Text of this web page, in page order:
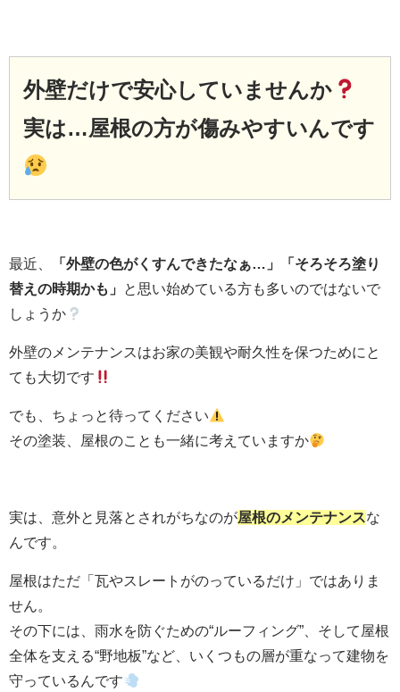
外壁だけで安心していませんか
実は…屋根の方が傷みやすいんです
最近、
「外壁の色がくすんできたなぁ…」「そろそろ塗り
替えの時期かも」
と思い始めている方も多いのではないで
しょうか
外壁のメンテナンスはお家の美観や耐久性を保つためにと
ても大切です
でも、ちょっと待ってください
その塗装、屋根のことも一緒に考えていますか
実は、意外と見落とされがちなのが屋根のメンテナンスな
んです。
屋根はただ「瓦やスレートがのっているだけ」ではありま
せん。
その下には、雨水を防ぐための“ルーフィング”、 そして屋根
全体を支える“野地板”など、いくつもの層が重なって建物を
守っているんです